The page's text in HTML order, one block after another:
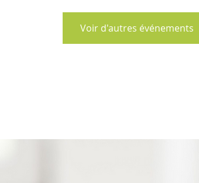
Voir d'autres événements